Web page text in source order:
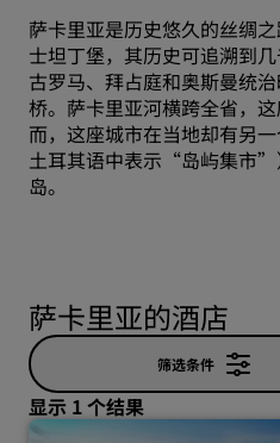
萨卡里亚是历史悠久的丝绸
士坦丁堡，其历史可追溯到
古罗马、拜占庭和奥斯曼统
桥。萨卡里亚河横跨全省，
而，这座城市在当地却有另
土耳其语中表示“岛屿集市”
岛。
萨卡里亚的酒店
筛选条件
显示 1 个结果